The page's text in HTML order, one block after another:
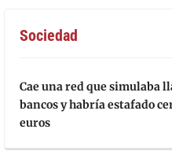
Sociedad
Cae una red que simulaba
bancos y habría estafado
euros